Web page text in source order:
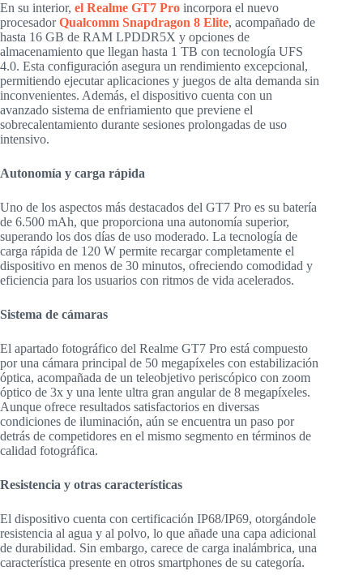
En su interior, el Realme GT7 Pro incorpora el nuevo
procesadorQualcomm Snapdragon 8 Elite, acompañado de
hasta 16 GB de RAM LPDDR5X y opciones de
almacenamiento que llegan hasta 1 TB con tecnología UFS
4.0. Esta configuración asegura un rendimiento excepcional,
permitiendo ejecutar aplicaciones y juegos de alta demanda sin
inconvenientes. Además, el dispositivo cuenta con un
avanzado sistema de enfriamiento que previene el
sobrecalentamiento durante sesiones prolongadas de uso
intensivo.
Autonomía y carga rápida
Uno de los aspectos más destacados del GT7 Pro es su batería
de 6.500 mAh, que proporciona una autonomía superior,
superando los dos días de uso moderado. La tecnología de
carga rápida de 120 W permite recargar completamente el
dispositivo en menos de 30 minutos, ofreciendo comodidad y
eficiencia para los usuarios con ritmos de vida acelerados.
Sistema de cámaras
El apartado fotográfico del Realme GT7 Pro está compuesto
por una cámara principal de 50 megapíxeles con estabilización
óptica, acompañada de un teleobjetivo periscópico con zoom
óptico de 3x y una lente ultra gran angular de 8 megapíxeles.
Aunque ofrece resultados satisfactorios en diversas
condiciones de iluminación, aún se encuentra un paso por
detrás de competidores en el mismo segmento en términos de
calidad fotográfica.
Resistencia y otras características
El dispositivo cuenta con certificación IP68/IP69, otorgándole
resistencia al agua y al polvo, lo que añade una capa adicional
de durabilidad. Sin embargo, carece de carga inalámbrica, una
característica presente en otros smartphones de su categoría.